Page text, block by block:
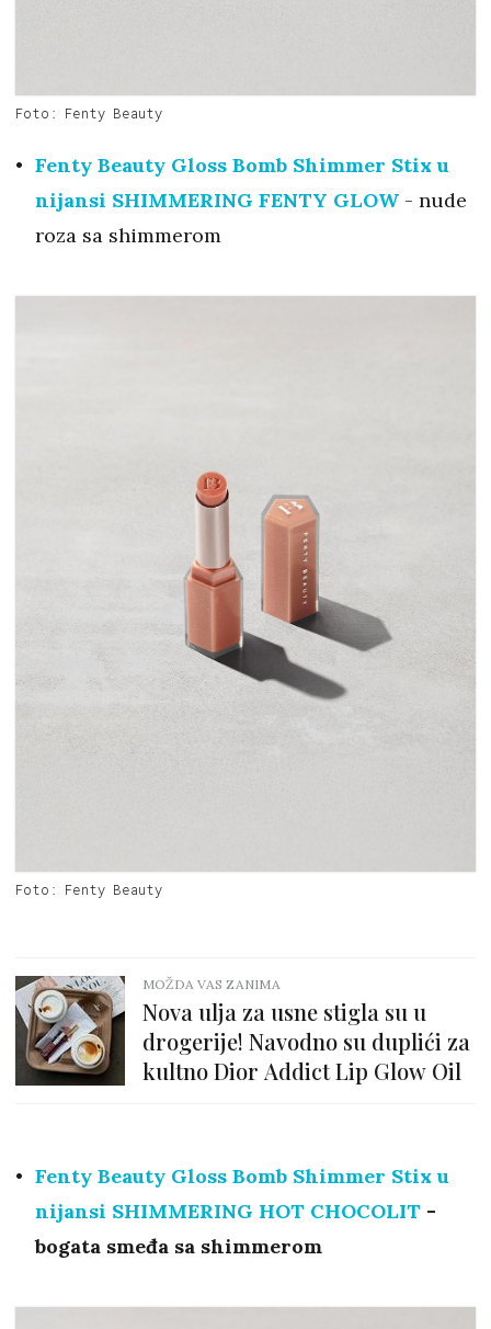
Foto: Fenty Beauty
Fenty Beauty Gloss Bomb Shimmer Stix u
nijansi SHIMMERING FENTY GLOW - nude
roza sa shimmerom
Foto: Fenty Beauty
MOŽDA VAS ZANIMA
Nova ulja za usne stigla su u
drogerije! Navodno su duplići za
kultno Dior Addict Lip Glow Oil
Fenty Beauty Gloss Bomb Shimmer Stix u
nijansi SHIMMERING HOT CHOCOLIT -
bogata smeđa sa shimmerom